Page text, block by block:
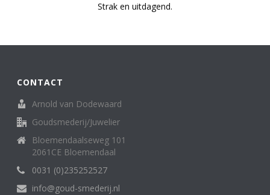
Strak en uitdagend.
CONTACT
Arnold van Dodewaard
Goudsmederij/Juwelier
Bloemendaalseweg 101
2061CE Bloemendaal
0031 (0)235252527
info@goud-smederij.nl